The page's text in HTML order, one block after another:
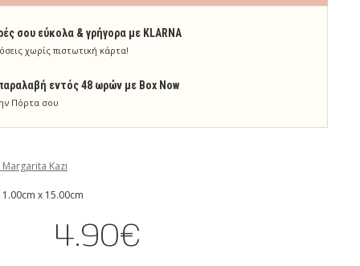
σου εύκολα & γρήγορα με KLARNA
χωρίς πιστωτική κάρτα!
εντός 48 ωρών με Box Now
Πόρτα σου
Kazi
x 15.00cm
4.90€